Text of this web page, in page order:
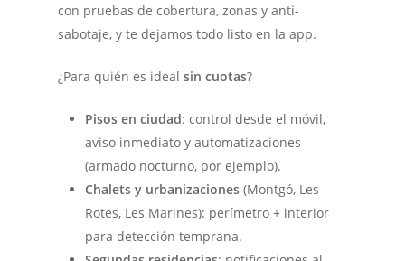
con pruebas de cobertura, zonas y anti-
sabotaje, y te dejamos todo listo en la app.
¿Para quién es idealsin cuotas?
Pisos en ciudad: control desde el móvil,
aviso inmediato y automatizaciones
(armado nocturno, por ejemplo).
Chalets y urbanizaciones (Montgó, Les
Rotes, Les Marines): perímetro + interior
para detección temprana.